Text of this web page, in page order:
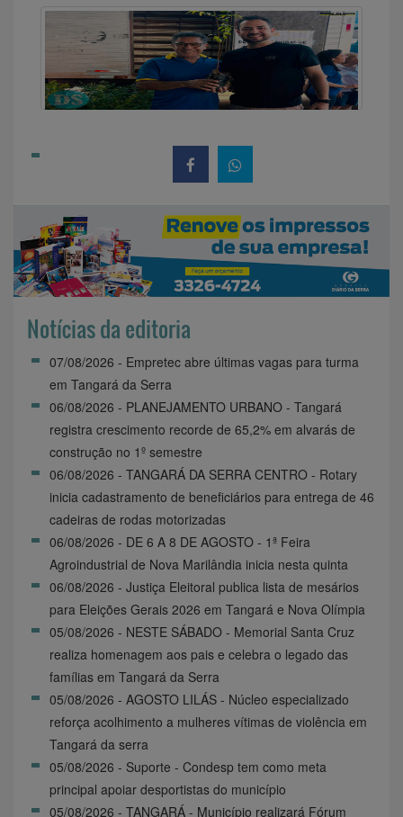
Notícias da editoria
07/08/2026 - Empretec abre últimas vagas para turma
em Tangará da Serra
06/08/2026 - PLANEJAMENTO URBANO - Tangará
registra crescimento recorde de 65,2% em alvarás de
construção no 1º semestre
06/08/2026 - TANGARÁ DA SERRA CENTRO - Rotary
inicia cadastramento de beneficiários para entrega de 46
cadeiras de rodas motorizadas
06/08/2026 - DE 6 A 8 DE AGOSTO - 1ª Feira
Agroindustrial de Nova Marilândia inicia nesta quinta
06/08/2026 - Justiça Eleitoral publica lista de mesários
para Eleições Gerais 2026 em Tangará e Nova Olímpia
05/08/2026 - NESTE SÁBADO - Memorial Santa Cruz
realiza homenagem aos pais e celebra o legado das
famílias em Tangará da Serra
05/08/2026 - AGOSTO LILÁS - Núcleo especializado
reforça acolhimento a mulheres vítimas de violência em
Tangará da serra
05/08/2026 - Suporte - Condesp tem como meta
principal apoiar desportistas do município
05/08/2026 - TANGARÁ - Município realizará Fórum